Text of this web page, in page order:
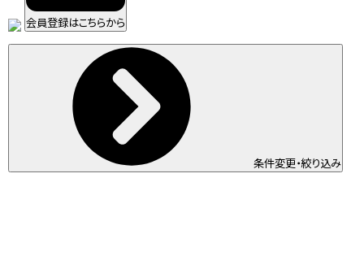
会員登録はこちらから
条件変更・絞り込み